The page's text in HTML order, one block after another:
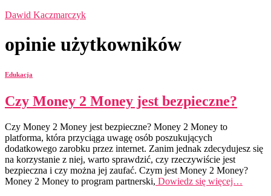
Dawid Kaczmarczyk
opinie użytkowników
Edukacja
Czy Money 2 Money jest bezpieczne?
Czy Money 2 Money jest bezpieczne? Money 2 Money to
platforma, która przyciąga uwagę osób poszukujących
dodatkowego zarobku przez internet. Zanim jednak zdecydujesz się
na korzystanie z niej, warto sprawdzić, czy rzeczywiście jest
bezpieczna i czy można jej zaufać. Czym jest Money 2 Money?
Money 2 Money to program partnerski, Dowiedz się więcej…